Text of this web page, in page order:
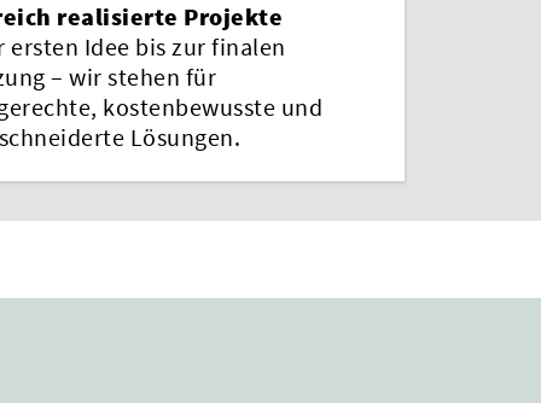
realisierte Projekte
ersten Idee bis zur finalen
– wir stehen für
kostenbewusste und
Lösungen.